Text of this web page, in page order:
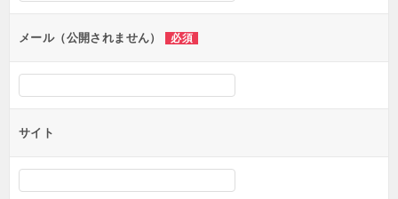
ンメール（公開されません） 必須
サイト